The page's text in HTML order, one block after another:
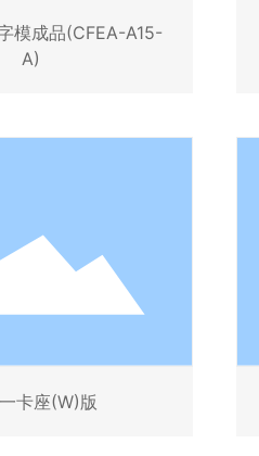
模成品(CFEA-A15-
A)
卡座(W)版